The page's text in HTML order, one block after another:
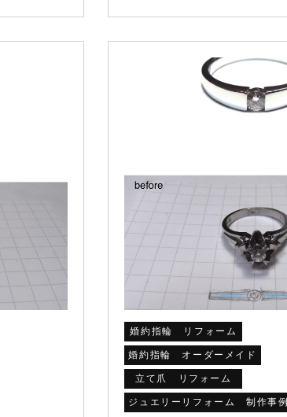
婚約指輪 リフォーム
婚約指輪 オーダーメイド
立て爪 リフォーム
ジュエリーリフォーム 制作事例